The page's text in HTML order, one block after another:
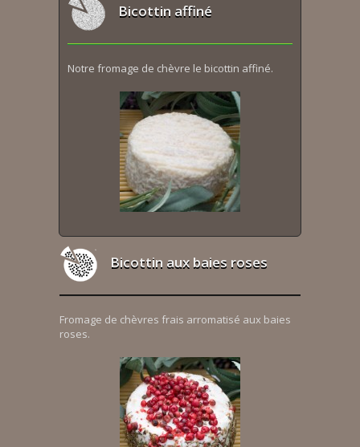
Bicottin affiné
Notre fromage de chèvre le bicottin affiné.
Bicottin aux baies roses
Fromage de chèvres frais arromatisé aux baies
roses.